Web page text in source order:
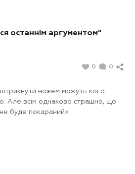
останнім аргументом"
0 0
ножем можуть кого
Але всім однаково страшно, що
буде покараний»